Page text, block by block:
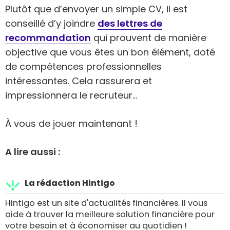
Plutôt que d’envoyer un simple CV, il est
conseillé d’y joindre des lettres de
recommandation qui prouvent de manière
objective que vous êtes un bon élément, doté
de compétences professionnelles
intéressantes. Cela rassurera et
impressionnera le recruteur…
À vous de jouer maintenant !
A lire aussi :
La rédaction Hintigo
Hintigo est un site d'actualités financières. Il vous
aide à trouver la meilleure solution financière pour
votre besoin et à économiser au quotidien !